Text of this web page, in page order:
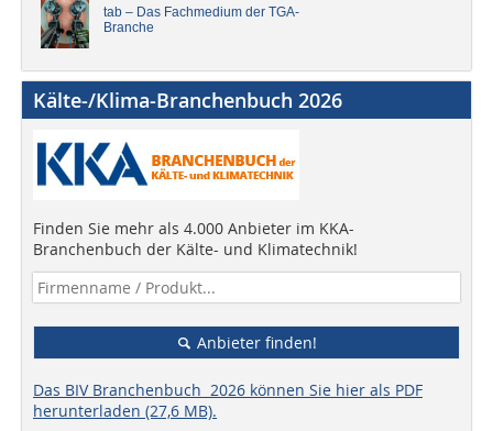
tab – Das Fachmedium der TGA-
Branche
Kälte-/Klima-Branchenbuch 2026
Finden Sie mehr als 4.000 Anbieter im KKA-
Branchenbuch der Kälte- und Klimatechnik!
Anbieter finden!
Das BIV Branchenbuch 2026 können Sie hier als PDF
herunterladen (27,6 MB).